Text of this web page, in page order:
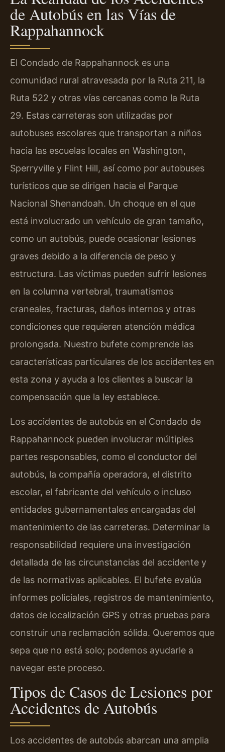
de Autobús en las Vías de
Rappahannock
El Condado de Rappahannock es una
comunidad rural atravesada por la Ruta 211, la
Ruta 522 y otras vías cercanas como la Ruta
29. Estas carreteras son utilizadas por
autobuses escolares que transportan a niños
hacia las escuelas locales en Washington,
Sperryville y Flint Hill, así como por autobuses
turísticos que se dirigen hacia el Parque
Nacional Shenandoah. Un choque en el que
está involucrado un vehículo de gran tamaño,
como un autobús, puede ocasionar lesiones
graves debido a la diferencia de peso y
estructura. Las víctimas pueden sufrir lesiones
en la columna vertebral, traumatismos
craneales, fracturas, daños internos y otras
condiciones que requieren atención médica
prolongada. Nuestro bufete comprende las
características particulares de los accidentes en
esta zona y ayuda a los clientes a buscar la
compensación que la ley establece.
Los accidentes de autobús en el Condado de
Rappahannock pueden involucrar múltiples
partes responsables, como el conductor del
autobús, la compañía operadora, el distrito
escolar, el fabricante del vehículo o incluso
entidades gubernamentales encargadas del
mantenimiento de las carreteras. Determinar la
responsabilidad requiere una investigación
detallada de las circunstancias del accidente y
de las normativas aplicables. El bufete evalúa
informes policiales, registros de mantenimiento,
datos de localización GPS y otras pruebas para
construir una reclamación sólida. Queremos que
sepa que no está solo; podemos ayudarle a
navegar este proceso.
Tipos de Casos de Lesiones por
Accidentes de Autobús
Los accidentes de autobús abarcan una amplia